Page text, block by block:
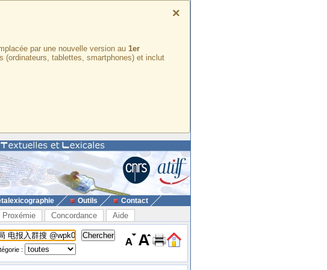
×
par une nouvelle version au 1er
(ordinateurs, tablettes, smartphones) et inclut
Outils Contact
Proxémie Concordance Aide
: